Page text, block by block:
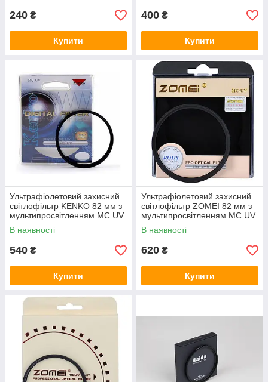
240 ₴
Купити
400 ₴
Купити
Ультрафіолетовий захисний
світлофільтр KENKO 82 мм з
мультипросвітленням MC UV
В наявності
540 ₴
Купити
Ультрафіолетовий захисний
світлофільтр ZOMEI 82 мм з
мультипросвітленням MC UV
В наявності
620 ₴
Купити